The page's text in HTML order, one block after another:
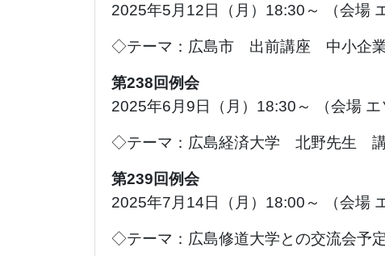
2025年5月12日（月）18:30～ （会場
◇テーマ：広島市 出前講座 中小企
第238回例会
2025年6月9日（月）18:30～ （会場 エ
◇テーマ：広島経済大学 北野先生
第239回例会
2025年7月14日（月）18:00～ （会場
◇テーマ：広島修道大学との交流会予定